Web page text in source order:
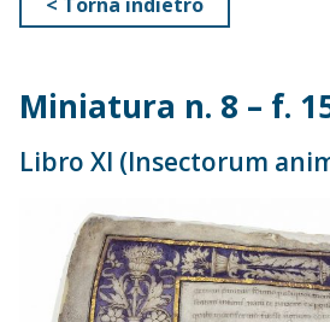
Miniatura n. 8 – f.
Libro XI (Insectorum